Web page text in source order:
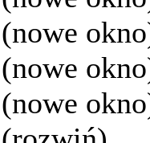
(nowe
(nowe
(nowe